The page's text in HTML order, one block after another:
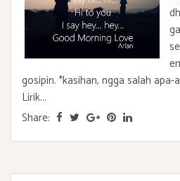
gosipin. *kasihan, ngga salah
Lirik...
Share: